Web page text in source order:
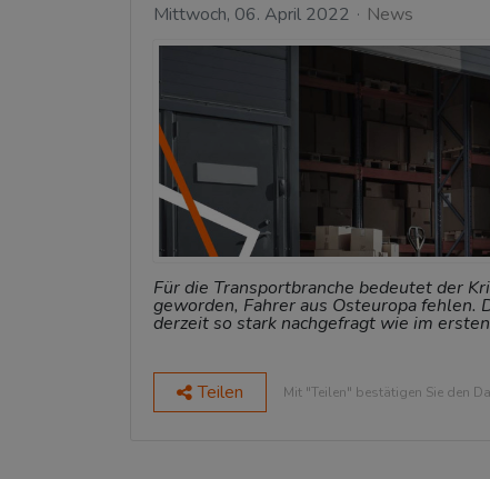
Mittwoch, 06. April 2022 News
Für die Transportbranche bedeutet der
geworden, Fahrer aus Osteuropa
derzeit so stark nachgefragt wie im
Teilen Mit "Teilen" bestätigen Sie den